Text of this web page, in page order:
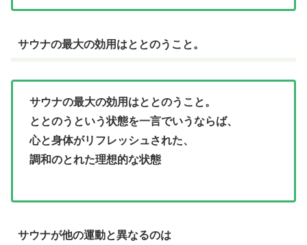
サウナの最大の効用はととのうこと。
サウナの最大の効用はととのうこと。
ととのうという状態を一言でいうならば、
心と身体がリフレッシュされた、
調和のとれた理想的な状態
サウナが他の運動と異なるのは